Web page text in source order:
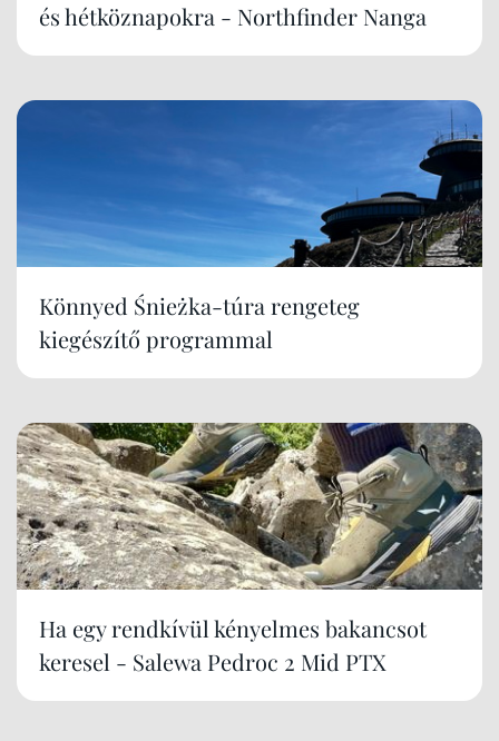
és hétköznapokra - Northfinder Nanga
Könnyed Śnieżka-túra rengeteg
kiegészítő programmal
Ha egy rendkívül kényelmes bakancsot
keresel - Salewa Pedroc 2 Mid PTX